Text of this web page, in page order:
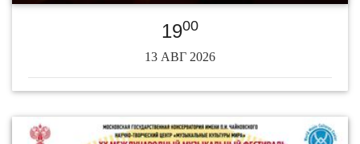
1900
13 АВГ 2026